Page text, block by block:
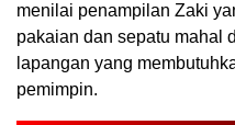
menilai penampilan Zaki
pakaian dan sepatu mahal
lapangan yang
pemimpin.